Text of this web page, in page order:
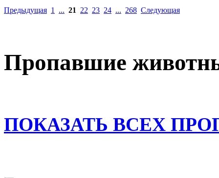
Предыдущая 1 ... 21 22 23 24 ... 268 Следующая
Пропавшие
ПОКАЗАТЬ ВСЕХ